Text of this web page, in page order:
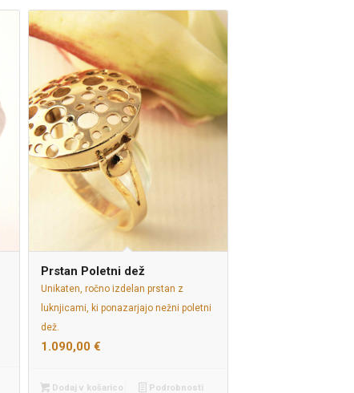
Prstan Poletni dež
Unikaten, ročno izdelan prstan z
luknjicami, ki ponazarjajo nežni poletni
dež.
1.090,00€
Dodaj v košarico Podrobnosti